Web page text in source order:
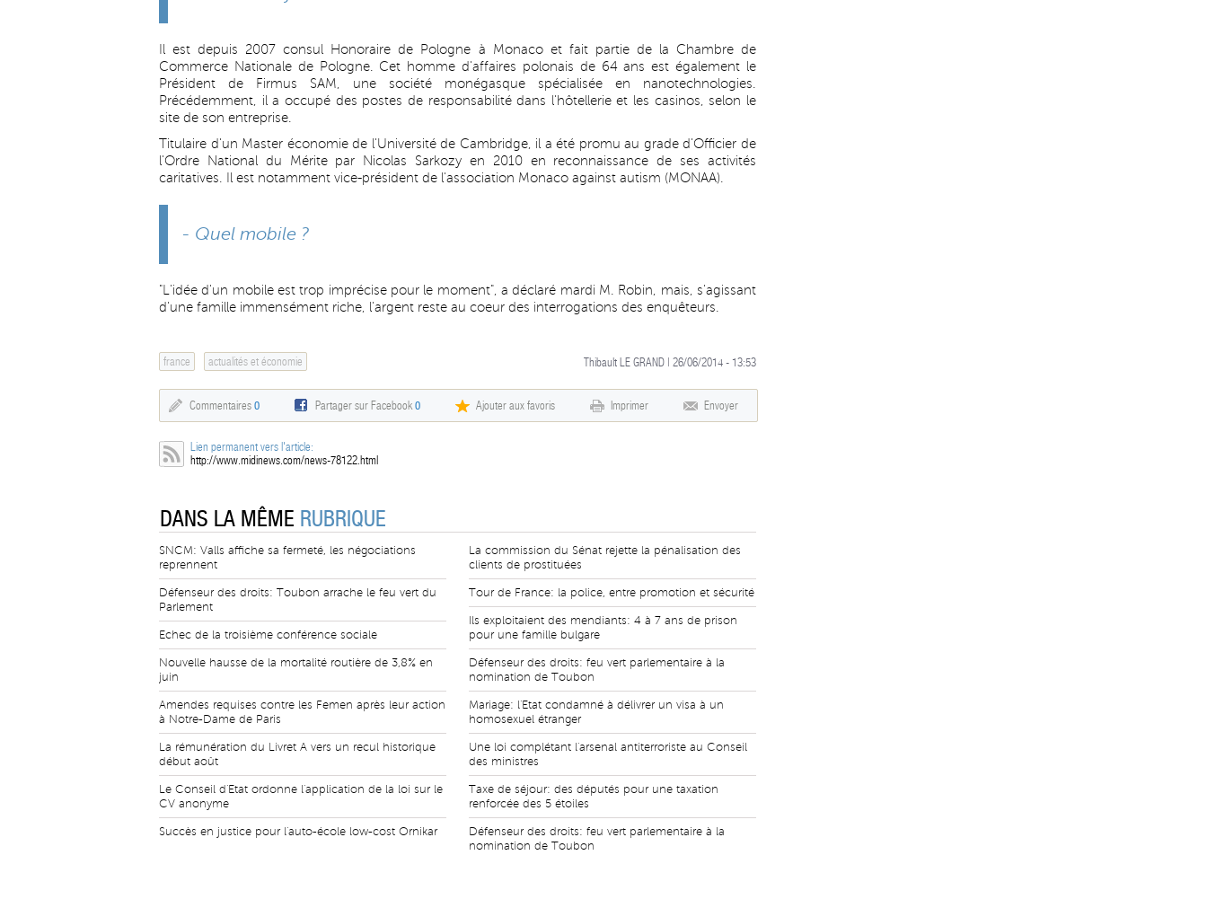
Il est depuis 2007 consul Honoraire de Pologne à Monaco et fait partie de la Chambre de
Commerce Nationale de Pologne. Cet homme d'affaires polonais de 64 ans est également le
Président de Firmus SAM, une société monégasque spécialisée en nanotechnologies.
Précédemment, il a occupé des postes de responsabilité dans l'hôtellerie et les casinos, selon le
site de son entreprise.
Titulaire d'un Master économie de l'Université de Cambridge, il a été promu au grade d'Officier de
l'Ordre National du Mérite par Nicolas Sarkozy en 2010 en reconnaissance de ses activités
caritatives. Il est notamment vice-président de l'association Monaco against autism (MONAA).
- Quel mobile ?
"L'idée d'un mobile est trop imprécise pour le moment", a déclaré mardi M. Robin, mais, s'agissant
d'une famille immensément riche, l'argent reste au coeur des interrogations des enquêteurs.
france actualités et économie Thibault LE GRAND | 26/06/2014 - 13:53
Commentaires 0 Partager sur Facebook0 Ajouter aux favoris Imprimer Envoyer
Lien permanent vers l'article:
http://www.midinews.com/news-78122.html
DANS LA MÊME RUBRIQUE
SNCM: Valls affiche sa fermeté, les négociations
reprennent
Défenseur des droits: Toubon arrache le feu vert du
Parlement
Echec de la troisième conférence sociale
Nouvelle hausse de la mortalité routière de 3,8% en
juin
Amendes requises contre les Femen après leur action
à Notre-Dame de Paris
La rémunération du Livret A vers un recul historique
début août
Le Conseil d'Etat ordonne l'application de la loi sur le
CV anonyme
Succès en justice pour l'auto-école low-cost Ornikar
La commission du Sénat rejette la pénalisation des
clients de prostituées
Tour de France: la police, entre promotion et sécurité
Ils exploitaient des mendiants: 4 à 7 ans de prison
pour une famille bulgare
Défenseur des droits: feu vert parlementaire à la
nomination de Toubon
Mariage: l'Etat condamné à délivrer un visa à un
homosexuel étranger
Une loi complétant l'arsenal antiterroriste au Conseil
des ministres
Taxe de séjour: des députés pour une taxation
renforcée des 5 étoiles
Défenseur des droits: feu vert parlementaire à la
nomination de Toubon